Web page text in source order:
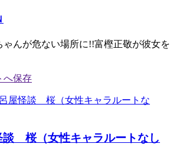
ゃんが危ない場所に!!富樫正敬が彼女を
談 桜（女性キャラルートなし